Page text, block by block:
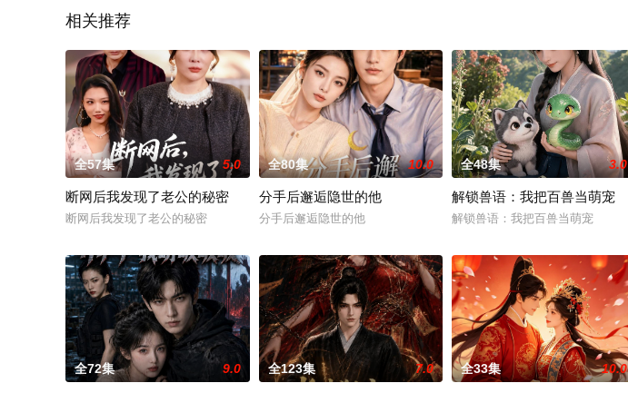
相关推荐
全57集 5.0
断网后我发现了老公的秘密
断网后我发现了老公的秘密
全80集 10.0
分手后邂逅隐世的他
分手后邂逅隐世的他
全48集 3.0
解锁兽语：我把百兽当萌宠
解锁兽语：我把百兽当萌宠
全72集 9.0 全123集 7.0 全33集 10.0